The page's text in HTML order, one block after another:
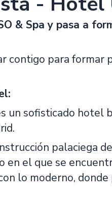
& Spa y pasa a
contigo para
un sofisticado
palaciega
en el que se
lo moderno,